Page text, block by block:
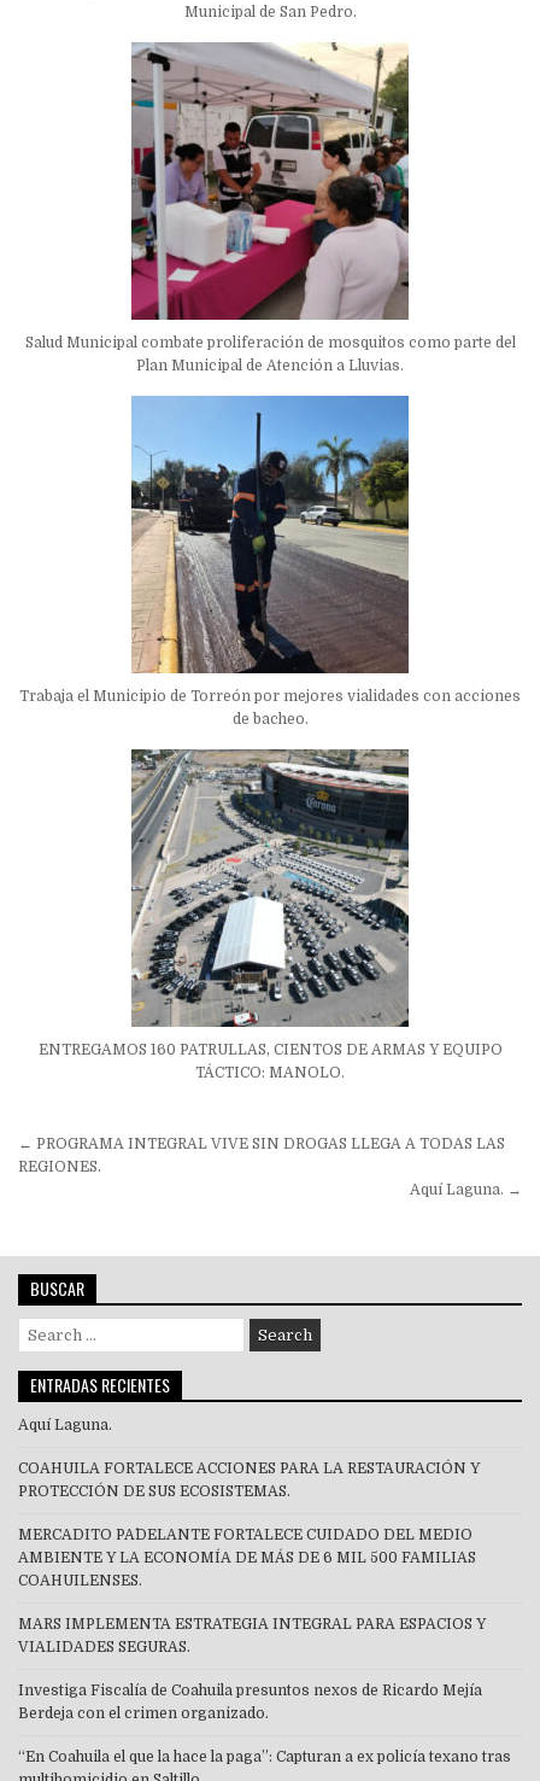
Municipal de San Pedro.
Salud Municipal combate proliferación de mosquitos como parte del
Plan Municipal de Atención a Lluvias.
Trabaja el Municipio de Torreón por mejores vialidades con acciones
de bacheo.
ENTREGAMOS 160 PATRULLAS, CIENTOS DE ARMAS Y EQUIPO
TÁCTICO: MANOLO.
Navegación
de
← PROGRAMA INTEGRAL VIVE SIN DROGAS LLEGA A TODAS LAS
REGIONES.
Aquí Laguna. →
BUSCAR
Search
for:
ENTRADAS RECIENTES
Aquí Laguna.
COAHUILA FORTALECE ACCIONES PARA LA RESTAURACIÓN Y
PROTECCIÓN DE SUS ECOSISTEMAS.
MERCADITO PA´DELANTE FORTALECE CUIDADO DEL MEDIO
AMBIENTE Y LA ECONOMÍA DE MÁS DE 6 MIL 500 FAMILIAS
COAHUILENSES.
MARS IMPLEMENTA ESTRATEGIA INTEGRAL PARA ESPACIOS Y
VIALIDADES SEGURAS.
Investiga Fiscalía de Coahuila presuntos nexos de Ricardo Mejía
Berdeja con el crimen organizado.
“En Coahuila el que la hace la paga”: Capturan a ex policía texano tras